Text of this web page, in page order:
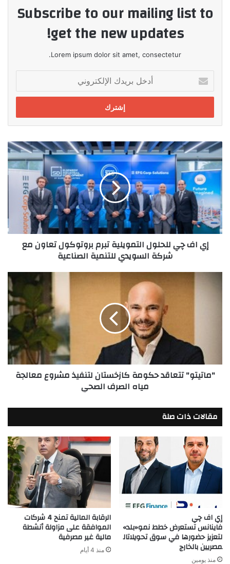
Subscribe to our mailing list to
get the new updates!
Lorem ipsum dolor sit amet, consectetur.
بريدك
الإلكتروني
إي
اف
چي
للحلول
التمويلية
تبرم
بروتوكول
تعاون
مع
شركة
السويدي
إي اف چي للحلول التمويلية تبرم بروتوكول تعاون مع
شركة السويدي للتنمية الصناعية
الصرف
الصحي
"ماتيتو" تتعاقد حكومة كازخستان لتنفيذ مشروع معالجة
مياه الصرف الصحي
مقالات ذات صلة
إي اف چي
فاينانس تستعرض خطط نمو«بلد»
لتعزيز حضورها في سوق تحويلاتال
مصريين بالخارج
منذ يومين
الرقابة المالية تمنح 4 شركات
الموافقة على مزاولة أنشطة
مالية غير مصرفية
منذ 4 أيام